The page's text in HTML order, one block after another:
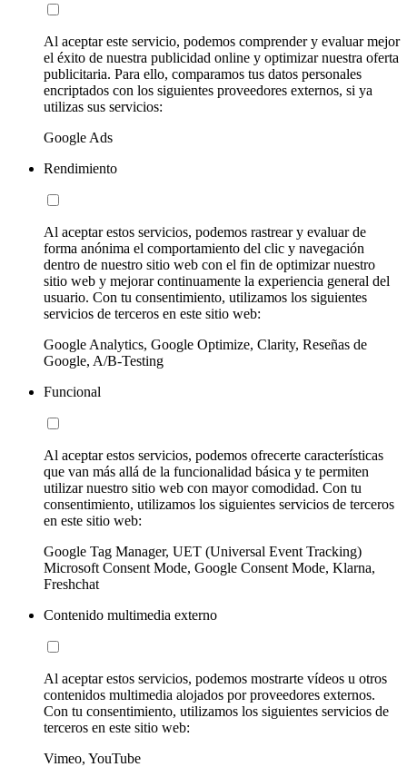
Al aceptar este servicio, podemos comprender y evaluar mejor
el éxito de nuestra publicidad online y optimizar nuestra oferta
publicitaria. Para ello, comparamos tus datos personales
encriptados con los siguientes proveedores externos, si ya
utilizas sus servicios:
Google Ads
Rendimiento
Al aceptar estos servicios, podemos rastrear y evaluar de
forma anónima el comportamiento del clic y navegación
dentro de nuestro sitio web con el fin de optimizar nuestro
sitio web y mejorar continuamente la experiencia general del
usuario. Con tu consentimiento, utilizamos los siguientes
servicios de terceros en este sitio web:
Google Analytics, Google Optimize, Clarity, Reseñas de
Google, A/B-Testing
Funcional
Al aceptar estos servicios, podemos ofrecerte características
que van más allá de la funcionalidad básica y te permiten
utilizar nuestro sitio web con mayor comodidad. Con tu
consentimiento, utilizamos los siguientes servicios de terceros
en este sitio web:
Google Tag Manager, UET (Universal Event Tracking)
Microsoft Consent Mode, Google Consent Mode, Klarna,
Freshchat
Contenido multimedia externo
Al aceptar estos servicios, podemos mostrarte vídeos u otros
contenidos multimedia alojados por proveedores externos.
Con tu consentimiento, utilizamos los siguientes servicios de
terceros en este sitio web:
Vimeo, YouTube